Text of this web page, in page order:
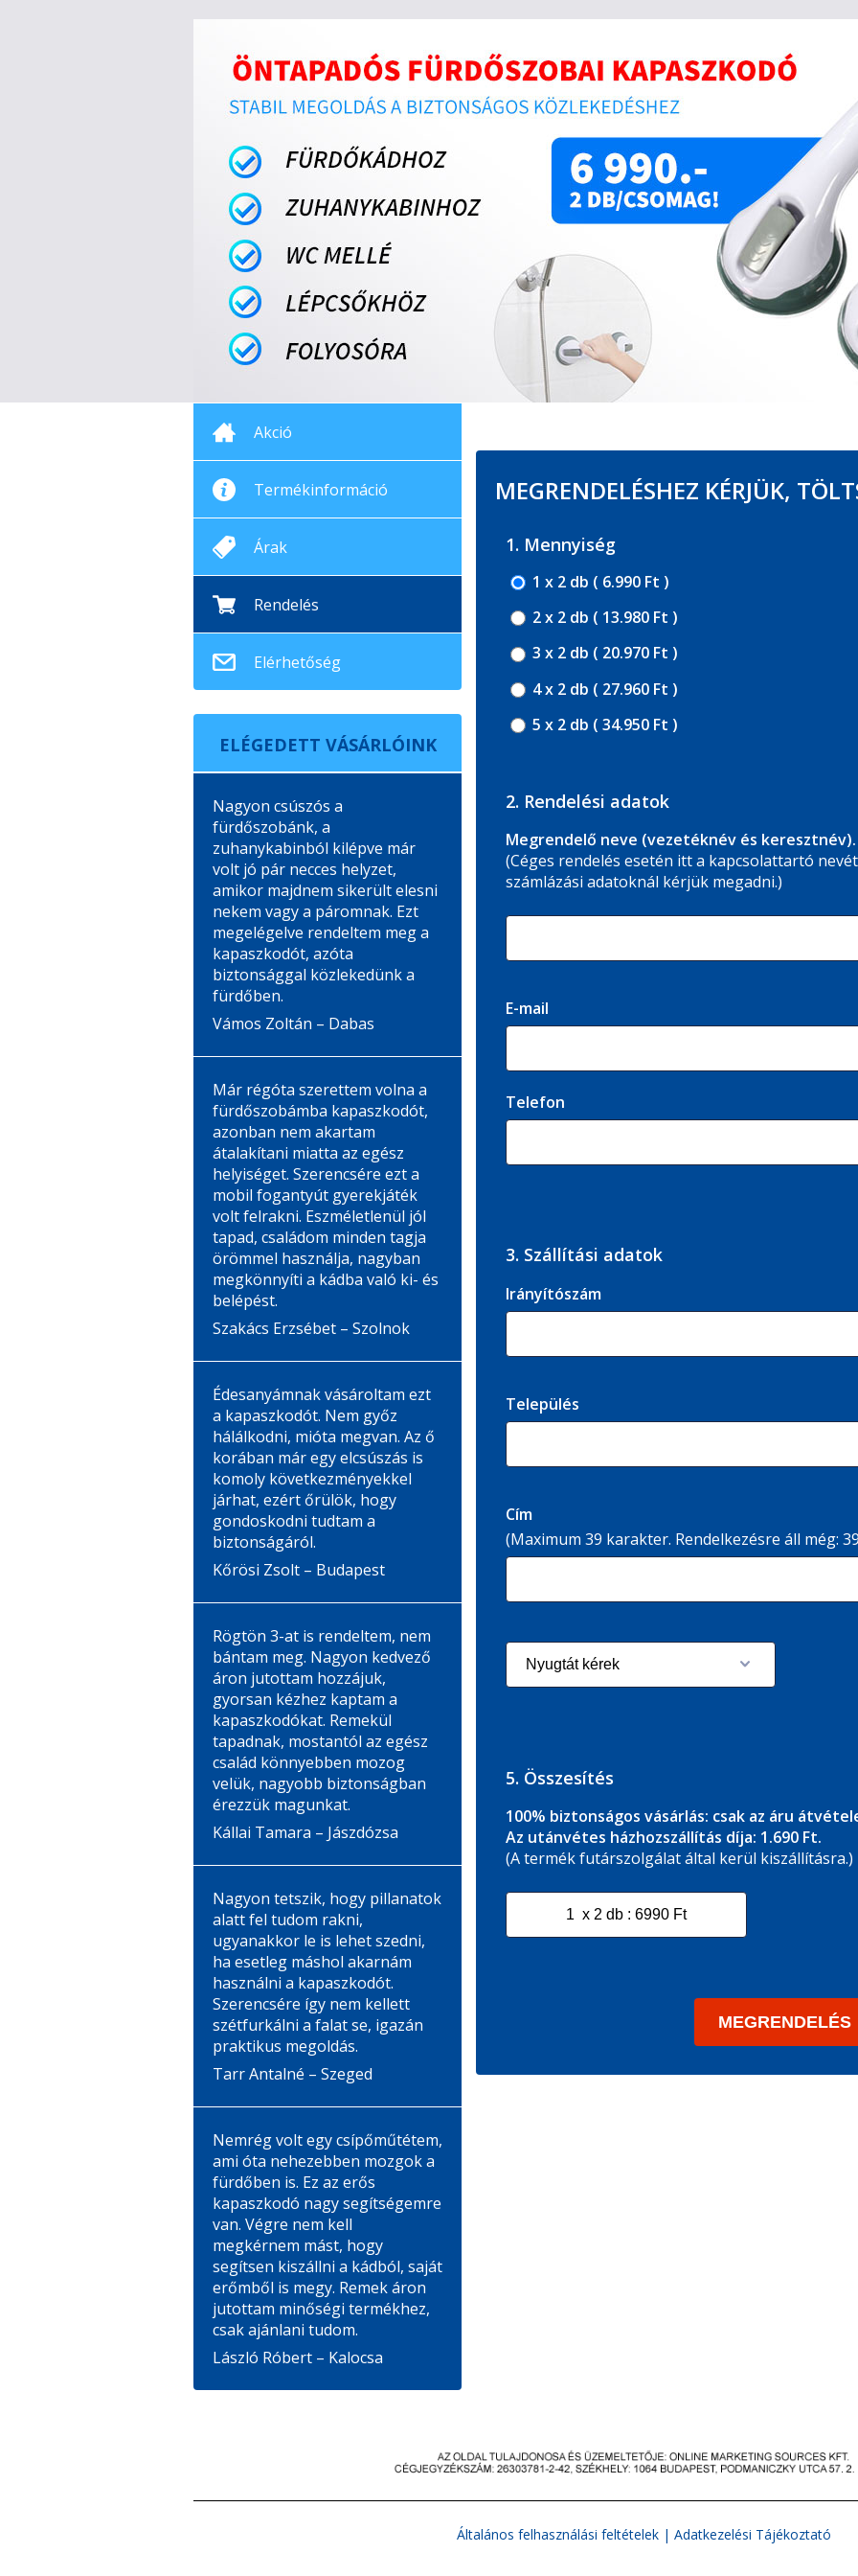
Akció
Termékinformáció
Árak
Rendelés
Elérhetőség
ELÉGEDETT VÁSÁRLÓINK
Nagyon csúszós a
fürdőszobánk, a
zuhanykabinból kilépve már
volt jó pár necces helyzet,
amikor majdnem sikerült elesni
nekem vagy a páromnak. Ezt
megelégelve rendeltem meg a
kapaszkodót, azóta
biztonsággal közlekedünk a
fürdőben.
Vámos Zoltán – Dabas
Már régóta szerettem volna a
fürdőszobámba kapaszkodót,
azonban nem akartam
átalakítani miatta az egész
helyiséget. Szerencsére ezt a
mobil fogantyút gyerekjáték
volt felrakni. Eszméletlenül jól
tapad, családom minden tagja
örömmel használja, nagyban
megkönnyíti a kádba való ki- és
belépést.
Szakács Erzsébet – Szolnok
Édesanyámnak vásároltam ezt
a kapaszkodót. Nem győz
hálálkodni, mióta megvan. Az ő
korában már egy elcsúszás is
komoly következményekkel
járhat, ezért őrülök, hogy
gondoskodni tudtam a
biztonságáról.
Kőrösi Zsolt – Budapest
Rögtön 3-at is rendeltem, nem
bántam meg. Nagyon kedvező
áron jutottam hozzájuk,
gyorsan kézhez kaptam a
kapaszkodókat. Remekül
tapadnak, mostantól az egész
család könnyebben mozog
velük, nagyobb biztonságban
érezzük magunkat.
Kállai Tamara – Jászdózsa
Nagyon tetszik, hogy pillanatok
alatt fel tudom rakni,
ugyanakkor le is lehet szedni,
ha esetleg máshol akarnám
használni a kapaszkodót.
Szerencsére így nem kellett
szétfurkálni a falat se, igazán
praktikus megoldás.
Tarr Antalné – Szeged
Nemrég volt egy csípőműtétem,
ami óta nehezebben mozgok a
fürdőben is. Ez az erős
kapaszkodó nagy segítségemre
van. Végre nem kell
megkérnem mást, hogy
segítsen kiszállni a kádból, saját
erőmből is megy. Remek áron
jutottam minőségi termékhez,
csak ajánlani tudom.
László Róbert – Kalocsa
MEGRENDELÉSHEZ KÉRJÜK,
1. Mennyiség
1 x 2 db ( 6.990 Ft )
2 x 2 db ( 13.980 Ft )
3 x 2 db ( 20.970 Ft )
4 x 2 db ( 27.960 Ft )
5 x 2 db ( 34.950 Ft )
2. Rendelési adatok
Megrendelő neve (vezetéknév és keresztnév).
(Céges rendelés esetén itt a kapcsolattartó
számlázási adatoknál kérjük megadni.)
E-mail
Telefon
3. Szállítási adatok
Irányítószám
Település
Cím
(Maximum 39 karakter. Rendelkezésre áll még:
5. Összesítés
100% biztonságos vásárlás: csak az áru
Az utánvétes házhozszállítás díja: 1.690 Ft.
(A termék futárszolgálat által kerül kiszállításra.)
Általános felhasználási feltételek| Adatkezelési Tájékoztató